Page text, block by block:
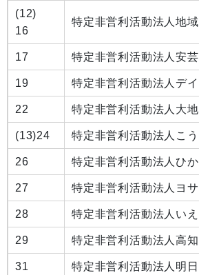
(12)
16
特定非営利活動法人地
17 特定非営利活動法人安
19 特定非営利活動法人デ
22 特定非営利活動法人大
(13)24 特定非営利活動法人こ
26 特定非営利活動法人ひ
27 特定非営利活動法人ヨ
28 特定非営利活動法人いえ
29 特定非営利活動法人高
31 特定非営利活動法人明